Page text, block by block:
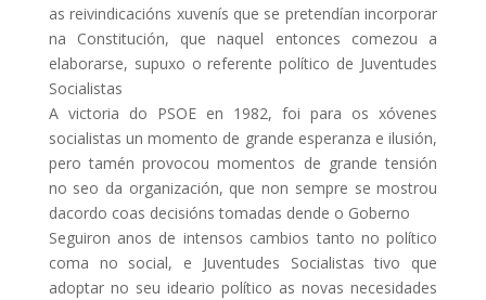
as reivindicacións xuvenís que se pretendían incorporar
na Constitución, que naquel entonces comezou a
elaborarse, supuxo o referente político de Juventudes
Socialistas
A victoria do PSOE en 1982, foi para os xóvenes
socialistas un momento de grande esperanza e ilusión,
pero tamén provocou momentos de grande tensión
no seo da organización, que non sempre se mostrou
dacordo coas decisións tomadas dende o Goberno
Seguiron anos de intensos cambios tanto no político
coma no social, e Juventudes Socialistas tivo que
adoptar no seu ideario político as novas necesidades